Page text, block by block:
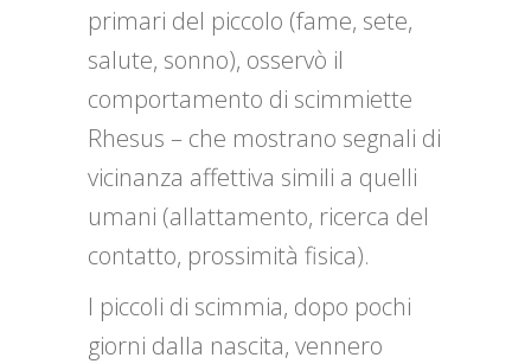
primari del piccolo (fame, sete,
salute, sonno), osservò il
comportamento di scimmiette
Rhesus – che mostrano segnali di
vicinanza affettiva simili a quelli
umani (allattamento, ricerca del
contatto, prossimità fisica).
I piccoli di scimmia, dopo pochi
giorni dalla nascita, vennero